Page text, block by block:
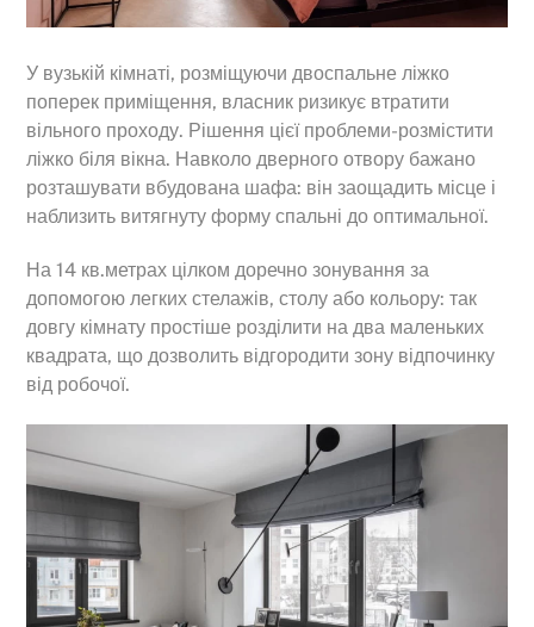
У вузькій кімнаті, розміщуючи двоспальне ліжко
поперек приміщення, власник ризикує втратити
вільного проходу. Рішення цієї проблеми-розмістити
ліжко біля вікна. Навколо дверного отвору бажано
розташувати вбудована шафа: він заощадить місце і
наблизить витягнуту форму спальні до оптимальної.
На 14 кв.метрах цілком доречно зонування за
допомогою легких стелажів, столу або кольору: так
довгу кімнату простіше розділити на два маленьких
квадрата, що дозволить відгородити зону відпочинку
від робочої.